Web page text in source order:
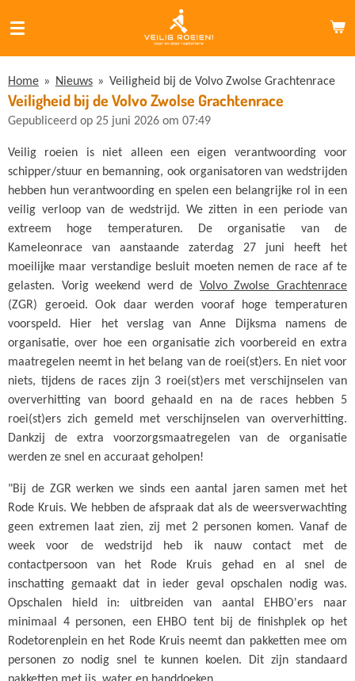
direct
naar
de
hoofdinhoud
Home » Nieuws » Veiligheid bij de Volvo Zwolse Grachtenrace
Veiligheid bij de Volvo Zwolse Grachtenrace
Gepubliceerd op 25 juni 2026 om 07:49
Veilig roeien is niet alleen een eigen verantwoording voor
schipper/stuur en bemanning, ook organisatoren van wedstrijden
hebben hun verantwoording en spelen een belangrijke rol in een
veilig verloop van de wedstrijd. We zitten in een periode van
extreem hoge temperaturen. De organisatie van de
Kameleonrace van aanstaande zaterdag 27 juni heeft het
moeilijke maar verstandige besluit moeten nemen de race af te
gelasten. Vorig weekend werd de Volvo Zwolse Grachtenrace
(ZGR) geroeid. Ook daar werden vooraf hoge temperaturen
voorspeld. Hier het verslag van Anne Dijksma namens de
organisatie, over hoe een organisatie zich voorbereid en extra
maatregelen neemt in het belang van de roei(st)ers. En niet voor
niets, tijdens de races zijn 3 roei(st)ers met verschijnselen van
oververhitting van boord gehaald en na de races hebben 5
roei(st)ers zich gemeld met verschijnselen van oververhitting.
Dankzij de extra voorzorgsmaatregelen van de organisatie
werden ze snel en accuraat geholpen!
"Bij de ZGR werken we sinds een aantal jaren samen met het
Rode Kruis. We hebben de afspraak dat als de weersverwachting
geen extremen laat zien, zij met 2 personen komen. Vanaf de
week voor de wedstrijd heb ik nauw contact met de
contactpersoon van het Rode Kruis gehad en al snel de
inschatting gemaakt dat in ieder geval opschalen nodig was.
Opschalen hield in: uitbreiden van aantal EHBO'ers naar
minimaal 4 personen, een EHBO tent bij de finishplek op het
Rodetorenplein en het Rode Kruis neemt dan pakketten mee om
personen zo nodig snel te kunnen koelen. Dit zijn standaard